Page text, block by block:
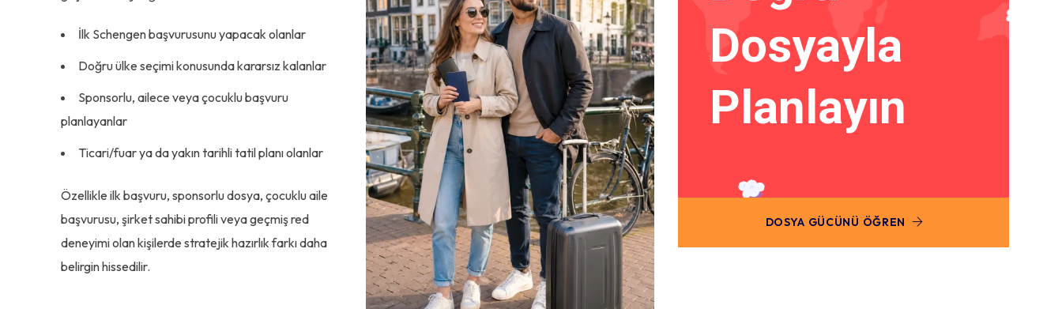
İlk Schengen başvurusunu yapacak olanlar
Doğru ülke seçimi konusunda kararsız kalanlar
Sponsorlu, ailece veya çocuklu başvuru
planlayanlar
Ticari/fuar ya da yakın tarihli tatil planı olanlar
Özellikle ilk başvuru, sponsorlu dosya, çocuklu aile
başvurusu, şirket sahibi profili veya geçmiş red
deneyimi olan kişilerde stratejik hazırlık farkı daha
belirgin hissedilir.
Dosyayla
Planlayın
DOSYA GÜCÜNÜ ÖĞREN